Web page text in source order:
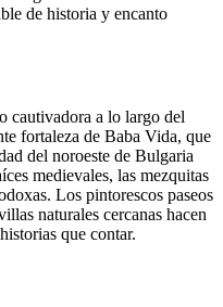
de historia y encanto
cautivadora a lo largo del
fortaleza de Baba Vida, que
del noroeste de Bulgaria
medievales, las mezquitas
Los pintorescos paseos
naturales cercanas hacen
que contar.